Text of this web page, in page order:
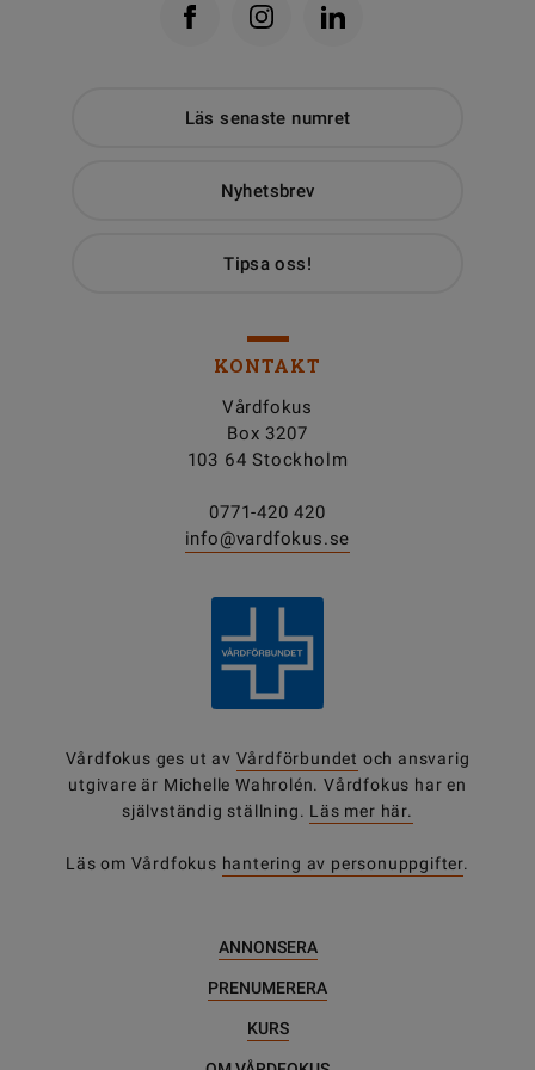
Läs senaste numret
Nyhetsbrev
Tipsa oss!
KONTAKT
Vårdfokus
Box 3207
103 64 Stockholm
0771-420 420
info@vardfokus.se
Vårdfokus ges ut av Vårdförbundet och ansvarig
utgivare är Michelle Wahrolén. Vårdfokus har en
självständig ställning. Läs mer här.
Läs om Vårdfokus hantering av personuppgifter.
ANNONSERA
PRENUMERERA
KURS